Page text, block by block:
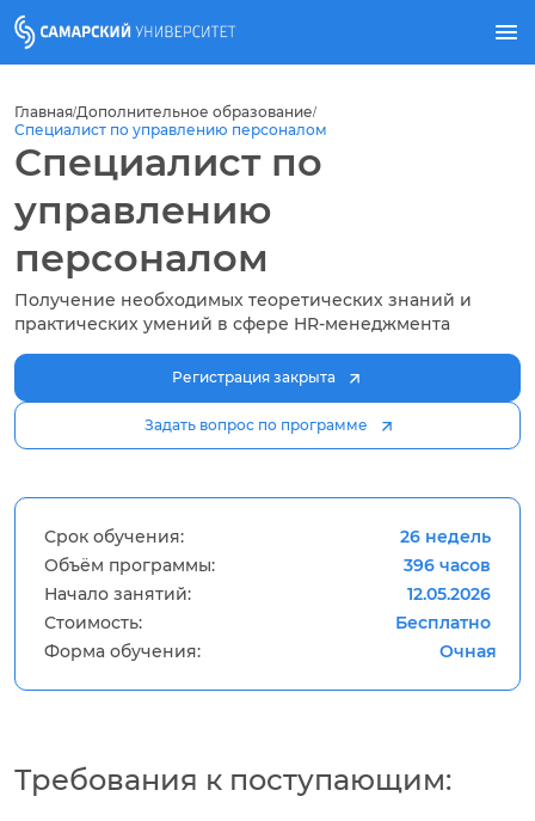
Главная/Дополнительное образование/
Специалист по управлению персоналом
Специалист по
управлению
персоналом
Получение необходимых теоретических знаний и
практических умений в сфере HR-менеджмента
Регистрация закрыта
Задать вопрос по программе
Срок обучения:
26 недель
Объём программы:
396 часов
Начало занятий:
12.05.2026
Стоимость:
Бесплатно
Форма обучения:
Очная
Требования к поступающим: